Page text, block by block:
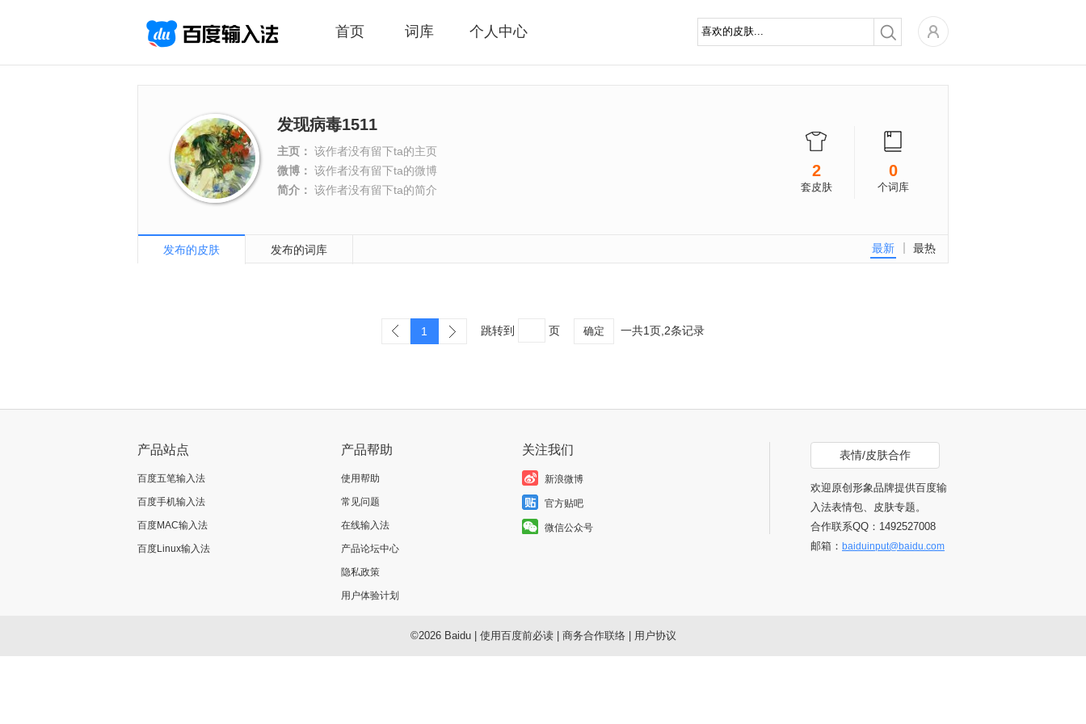
首页 词库 个人中心
2
套皮肤
0
个词库
发现病毒1511
主页： 该作者没有留下ta的主页
微博： 该作者没有留下ta的微博
简介： 该作者没有留下ta的简介
最热
最新
发布的皮肤 发布的词库
1 跳转到 页 确定 一共1页,2条记录
产品站点
百度五笔输入法
百度手机输入法
百度MAC输入法
百度Linux输入法
产品帮助
使用帮助
常见问题
在线输入法
产品论坛中心
隐私政策
用户体验计划
关注我们
新浪微博
官方贴吧
微信公众号
表情/皮肤合作
欢迎原创形象品牌提供百度输
入法表情包、皮肤专题。
合作联系QQ：1492527008
邮箱： baiduinput@baidu.com
©2026 Baidu| 使用百度前必读| 商务合作联络| 用户协议